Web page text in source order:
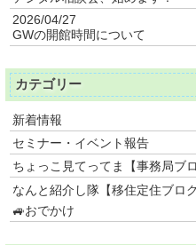
2026/04/27
GWの開館時間について
カテゴリー
新着情報
セミナー・イベント報告
ちょっこ見てってま【事務局ブロ
なんと紹介し隊【移住定住ブロ
🚙おでかけ